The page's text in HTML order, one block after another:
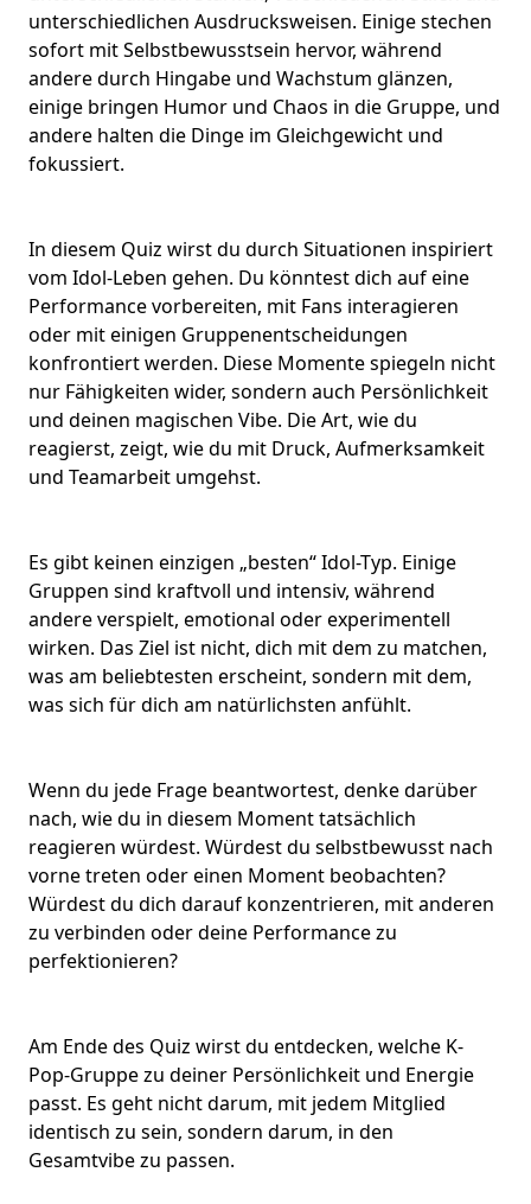
unterschiedlichen Ausdrucksweisen. Einige stechen
sofort mit Selbstbewusstsein hervor, während
andere durch Hingabe und Wachstum glänzen,
einige bringen Humor und Chaos in die Gruppe, und
andere halten die Dinge im Gleichgewicht und
fokussiert.
In diesem Quiz wirst du durch Situationen inspiriert
vom Idol-Leben gehen. Du könntest dich auf eine
Performancevorbereiten, mit Fans interagieren
oder mit einigen Gruppenentscheidungen
konfrontiert werden. Diese Momente spiegeln nicht
nur Fähigkeiten wider, sondern auch Persönlichkeit
und deinen magischen Vibe. Die Art, wie du
reagierst, zeigt, wie du mit Druck, Aufmerksamkeit
und Teamarbeit umgehst.
Es gibt keinen einzigen „besten“ Idol-Typ. Einige
Gruppen sind kraftvoll und intensiv, während
andere verspielt, emotional oder experimentell
wirken. Das Ziel ist nicht, dich mit dem zu matchen,
was am beliebtesten erscheint, sondern mit dem,
was sich für dich am natürlichsten anfühlt.
Wenn du jede Frage beantwortest, denke darüber
nach, wie du in diesem Moment tatsächlich
reagieren würdest. Würdest du selbstbewusst nach
vorne treten oder einen Moment beobachten?
Würdest du dich darauf konzentrieren, mit anderen
zu verbinden oder deine Performance zu
perfektionieren?
Am Ende des Quiz wirst du entdecken, welche K-
Pop-Gruppe zu deiner Persönlichkeit und Energie
passt. Es geht nicht darum, mit jedem Mitglied
identisch zu sein, sondern darum, in den
Gesamtvibe zu passen.